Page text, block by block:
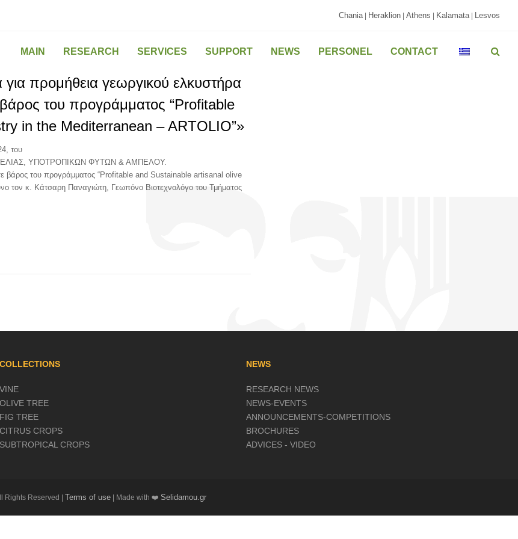
Chania| Heraklion Athens Kalamata| Lesvos
MAIN RESEARCH SERVICES SUPPORT NEWS PERSONEL CONTACT
προμήθεια γεωργικού ελκυστήρα
του προγράμματος “Profitable
in the Mediterranean – ARTOLIO”»
του
ΥΠΟΤΡΟΠΙΚΩΝ ΦΥΤΩΝ & ΑΜΠΕΛΟΥ.
βάρος του προγράμματος “Profitable and Sustainable artisanal olive
τον κ. Κάτσαρη Παναγιώτη, Γεωπόνο Βιοτεχνολόγο του Τμήματος
COLLECTIONS
VINE
OLIVE TREE
FIG TREE
CITRUS CROPS
SUBTROPICAL CROPS
NEWS
RESEARCH NEWS
NEWS-EVENTS
ANNOUNCEMENTS-COMPETITIONS
BROCHURES
ADVICES - VIDEO
Rights Reserved | Terms of use | Made with ❤️ Selidamou.gr